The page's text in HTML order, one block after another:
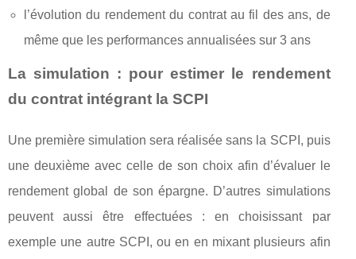
l’évolution du rendement du contrat au fil des ans, de
même que les performances annualisées sur 3 ans
La simulation : pour estimer le rendement
du contrat intégrant la SCPI
Une première simulation sera réalisée sans la SCPI, puis
une deuxième avec celle de son choix afin d’évaluer le
rendement global de son épargne. D’autres simulations
peuvent aussi être effectuées : en choisissant par
exemple une autre SCPI, ou en en mixant plusieurs afin